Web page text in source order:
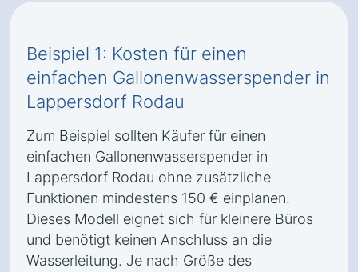
Beispiel 1: Kosten für einen
einfachen Gallonenwasserspender in
Lappersdorf Rodau
Zum Beispiel sollten Käufer für einen
einfachen Gallonenwasserspender in
Lappersdorf Rodau ohne zusätzliche
Funktionen mindestens 150 € einplanen.
Dieses Modell eignet sich für kleinere Büros
und benötigt keinen Anschluss an die
Wasserleitung. Je nach Größe des